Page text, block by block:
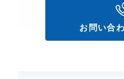
お問い合